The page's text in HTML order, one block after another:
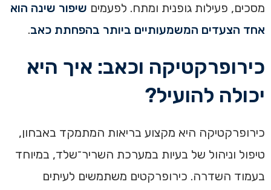
מסכים, פעילות גופנית ומתח. לפעמים שיפור שינה הוא
אחד הצעדים המשמעותיים ביותר בהפחתת כאב.
כירופרקטיקה וכאב: איך היא
יכולה להועיל?
כירופרקטיקה היא מקצוע בריאות המתמקד באבחון,
טיפול וניהול של בעיות במערכת השריר־שלד, במיוחד
בעמוד השדרה. כירופרקטים משתמשים לעיתים